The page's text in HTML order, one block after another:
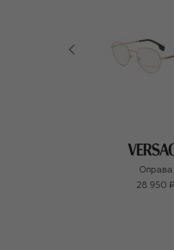
Оправа
28 950